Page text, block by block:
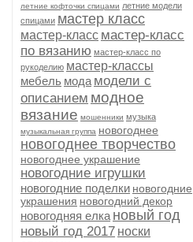
летние кофточки спицами летние модели
спицами мастер класс
мастер-класс мастер-класс
по вязанию мастер-класс по
рукоделию мастер-классы
мебель мода модели с
описанием модное
вязание мошенники музыка
музыкальная группа новогоднее
новогоднее творчество
новогоднее украшение
новогодние игрушки
новогодние поделки новогодние
украшения новогодний декор
новогодняя елка новый год
новый год 2017 носки